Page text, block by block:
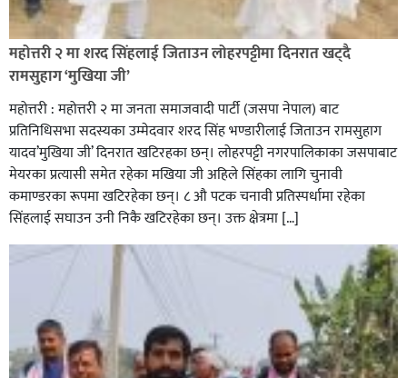
रक्तदान सेवामा जिल्लामै दोस्रो स्थान ल्याएकोमा जनमत नेताद्वय
रेडक्रस सिराहा द्वारा सम्मानित
सिराहाको औरहीमा जेन-जी भेला सम्पन्न
महोत्तरी २ मा शरद सिंहलाई जिताउन लोहरपट्टीमा दिनरात खट्दै
रामसुहाग ‘मुखिया जी’
महोत्तरी : महोत्तरी २ मा जनता समाजवादी पार्टी (जसपा नेपाल) बाट
प्रतिनिधिसभा सदस्यका उम्मेदवार शरद सिंह भण्डारीलाई जिताउन रामसुहाग
यादव’मुखिया जी’ दिनरात खटिरहका छन्। लोहरपट्टी नगरपालिकाका जसपाबाट
मेयरका प्रत्यासी समेत रहेका मखिया जी अहिले सिंहका लागि चुनावी
कमाण्डरका रूपमा खटिरहेका छन्। ८ औ पटक चनावी प्रतिस्पर्धामा रहेका
सिंहलाई सघाउन उनी निकै खटिरहेका छन्। उक्त क्षेत्रमा […]